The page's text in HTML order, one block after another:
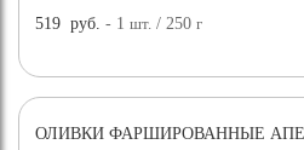
519 руб. - 1шт. / 250г
ОЛИВКИ ФАРШИРОВАННЫЕ